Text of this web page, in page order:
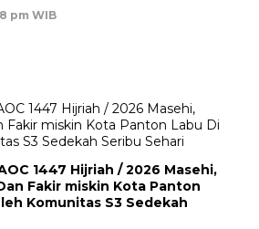
pm WIB
1447 Hijriah / 2026 Masehi,
Fakir miskin Kota Panton
Komunitas S3 Sedekah